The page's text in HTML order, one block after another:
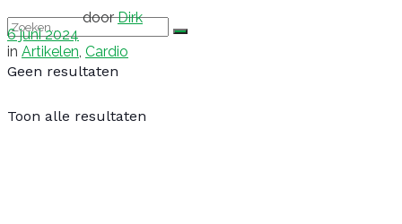
Geen resultaten
Toon alle resultaten
door Dirk
6 juni 2024
in Artikelen, Cardio